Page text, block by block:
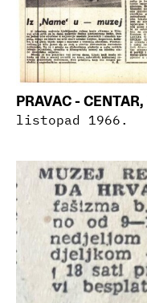
PRAVAC -
listopad 1966.